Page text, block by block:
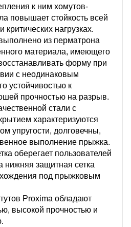
к ним хомутов-
повышает стойкость всей
критических нагрузках.
из перматрона
материала, имеющего
форму при
с неодинаковым
устойчивостью к
прочностью на разрыв.
стали с
характеризуются
упругости, долговечны,
выполнение прыжка.
оберегает пользователей
нижняя защитная сетка
под прыжковым
Proxima обладают
высокой прочностью и